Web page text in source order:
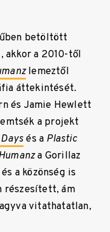
betöltött
akkor a 2010-től
lemeztől
áttekintését.
és Jamie Hewlett
a projekt
és a Plastic
a Gorillaz
a közönség is
részesített, ám
vitathatatlan,